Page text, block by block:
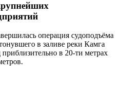
операция судоподъёма
в заливе реки Камга
приблизительно в 20-ти метрах